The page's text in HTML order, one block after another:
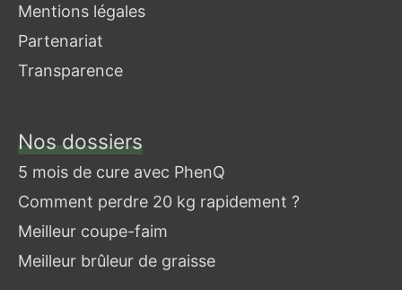
Mentions légales
Partenariat
Transparence
Nos dossiers
5 mois de cure avec PhenQ
Comment perdre 20 kg rapidement ?
Meilleur coupe-faim
Meilleur brûleur de graisse
Je
cherche
un